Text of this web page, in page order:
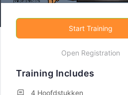
Start Training
Open Registration
Training Includes
4 Hoofdstukken